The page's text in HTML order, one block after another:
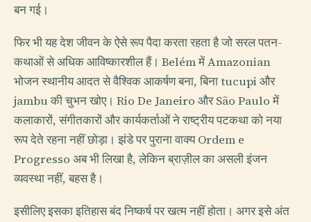
बन गई।
फिर भी यह देश जीवन के ऐसे रूप पैदा करता रहता है जो सरल पतन-
कथाओं से अधिक आविष्कारशील हैं। Belém में Amazonian
भोजन स्थानीय आदत से वैश्विक आकर्षण बना, बिना tucupi और
jambu की चुभन खोए। Rio De Janeiro और São Paulo में
कलाकारों, संगीतकारों और कार्यकर्ताओं ने राष्ट्रीय पटकथा को नया
रूप देते रहना नहीं छोड़ा। झंडे पर पुराना वाक्य Ordem e
Progresso अब भी लिखा है, लेकिन ब्राज़ील का असली इंजन
व्यवस्था नहीं, बहस है।
इसीलिए इसका इतिहास बंद निष्कर्ष पर खत्म नहीं होता। अगर इसे अंत